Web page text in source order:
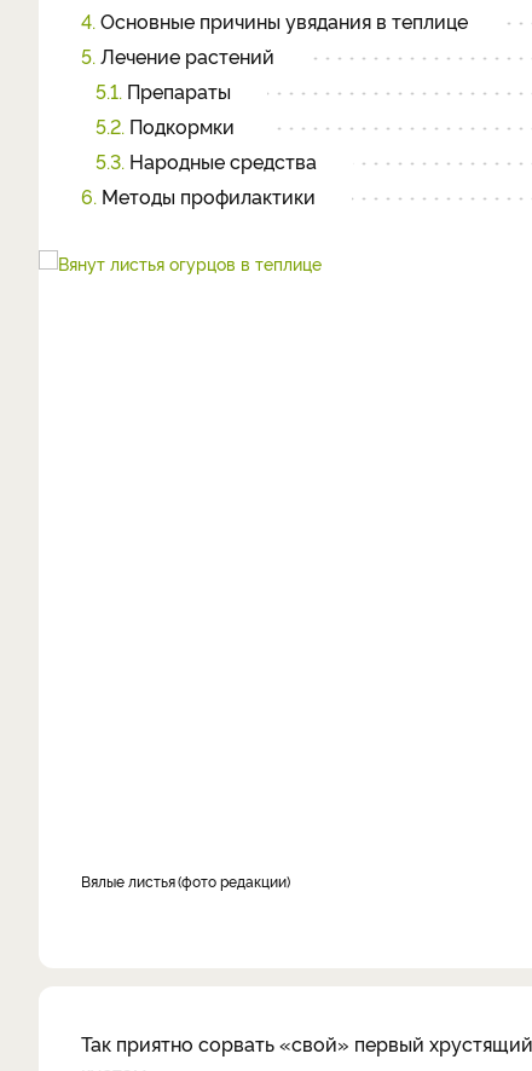
4. Основные причины увядания в теплице
5. Лечение растений
5.1. Препараты
5.2. Подкормки
5.3. Народные средства
6. Методы профилактики
Вялые листья фото редакции
Так приятно сорвать «свой» первый